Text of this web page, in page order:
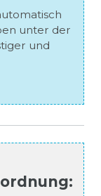
unter der
und
: